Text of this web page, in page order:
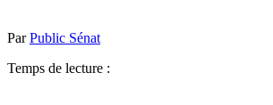
ParPublic Sénat
Temps de lecture :